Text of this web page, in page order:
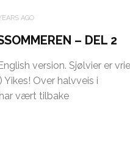
AGO
– DEL 2
version. Sjølvier er
Yikes! Over halvveis i
vært tilbake